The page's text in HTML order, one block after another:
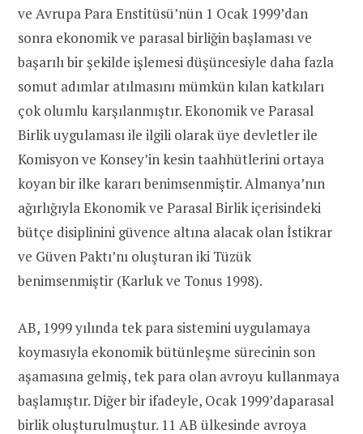
ve Avrupa Para Enstitüsü’nün 1 Ocak 1999’dan
sonra ekonomik ve parasal birliğin başlaması ve
başarılı bir şekilde işlemesi düşüncesiyle daha fazla
somut adımlar atılmasını mümkün kılan katkıları
çok olumlu karşılanmıştır. Ekonomik ve Parasal
Birlik uygulaması ile ilgili olarak üye devletler ile
Komisyon ve Konsey’in kesin taahhütlerini ortaya
koyan bir ilke kararı benimsenmiştir. Almanya’nın
ağırlığıyla Ekonomik ve Parasal Birlik içerisindeki
bütçe disiplinini güvence altına alacak olan İstikrar
ve Güven Paktı’nı oluşturan iki Tüzük
benimsenmiştir (Karluk ve Tonus 1998).
AB, 1999 yılında tek para sistemini uygulamaya
koymasıyla ekonomik bütünleşme sürecinin son
aşamasına gelmiş, tek para olan avroyu kullanmaya
başlamıştır. Diğer bir ifadeyle, Ocak 1999’daparasal
birlik oluşturulmuştur. 11 AB ülkesinde avroya